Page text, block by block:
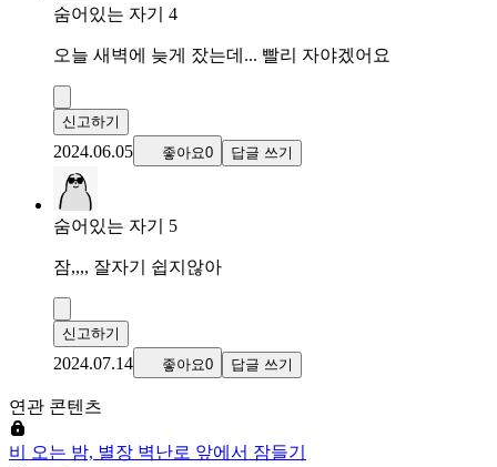
숨어있는 자기 4
오늘 새벽에 늦게 잤는데... 빨리 자야겠어요
신고하기
2024.06.05 좋아요0 답글 쓰기
숨어있는 자기 5
잠,,,, 잘자기 쉽지않아
신고하기
2024.07.14 좋아요0 답글 쓰기
연관 콘텐츠
비 오는 밤, 별장 벽난로 앞에서 잠들기